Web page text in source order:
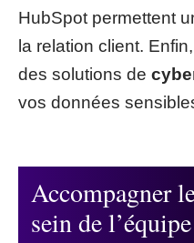
HubSpot permettent
la relation client.
des solutions de
vos données
Accompagner
sein de l’équipe